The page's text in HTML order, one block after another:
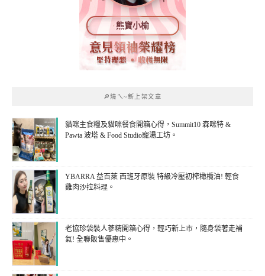
熊寶小榆
🔎燒ㄟ~新上架文章
貓咪主食糧及貓咪餐食開箱心得，Summit10 森咪特 &
Pawta 波塔 & Food Studio寵湯工坊。
YBARRA 益百萊 西班牙原裝 特級冷壓初榨橄欖油! 輕食
雞肉沙拉料理。
老協珍袋裝人蔘精開箱心得，輕巧新上市，隨身袋著走補
氣! 全聯販售優惠中。